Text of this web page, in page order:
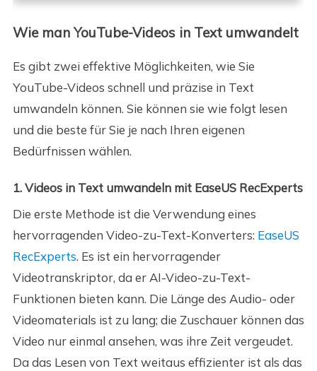
Wie man YouTube-Videos in Text umwandelt
Es gibt zwei effektive Möglichkeiten, wie Sie
YouTube-Videos schnell und präzise in Text
umwandeln können. Sie können sie wie folgt lesen
und die beste für Sie je nach Ihren eigenen
Bedürfnissen wählen.
1. Videos in Text umwandeln mit EaseUS RecExperts
Die erste Methode ist die Verwendung eines
hervorragenden Video-zu-Text-Konverters: EaseUS
RecExperts. Es ist ein hervorragender
Videotranskriptor, da er AI-Video-zu-Text-
Funktionen bieten kann. Die Länge des Audio- oder
Videomaterials ist zu lang; die Zuschauer können das
Video nur einmal ansehen, was ihre Zeit vergeudet.
Da das Lesen von Text weitaus effizienter ist als das